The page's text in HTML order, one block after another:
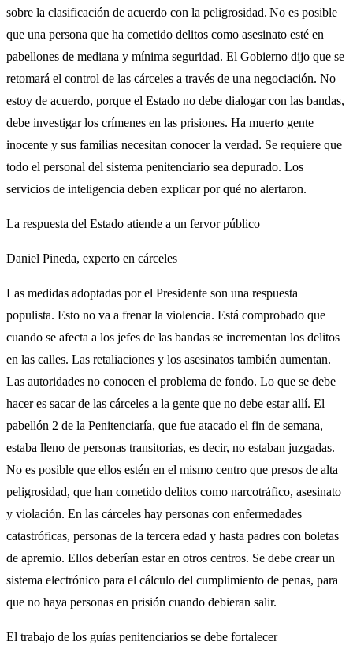
sobre la clasificación de acuerdo con la peligrosidad. No es posible
que una persona que ha cometido delitos como asesinato esté en
pabellones de mediana y mínima seguridad. El Gobierno dijo que se
retomará el control de las cárceles a través de una negociación. No
estoy de acuerdo, porque el Estado no debe dialogar con las bandas,
debe investigar los crímenes en las prisiones. Ha muerto gente
inocente y sus familias necesitan conocer la verdad. Se requiere que
todo el personal del sistema penitenciario sea depurado. Los
servicios de inteligencia deben explicar por qué no alertaron.
La respuesta del Estado atiende a un fervor público
Daniel Pineda, experto en cárceles
Las medidas adoptadas por el Presidente son una respuesta
populista. Esto no va a frenar la violencia. Está comprobado que
cuando se afecta a los jefes de las bandas se incrementan los delitos
en las calles. Las retaliaciones y los asesinatos también aumentan.
Las autoridades no conocen el problema de fondo. Lo que se debe
hacer es sacar de las cárceles a la gente que no debe estar allí. El
pabellón 2 de la Penitenciaría, que fue atacado el fin de semana,
estaba lleno de personas transitorias, es decir, no estaban juzgadas.
No es posible que ellos estén en el mismo centro que presos de alta
peligrosidad, que han cometido delitos como narcotráfico, asesinato
y violación. En las cárceles hay personas con enfermedades
catastróficas, personas de la tercera edad y hasta padres con boletas
de apremio. Ellos deberían estar en otros centros. Se debe crear un
sistema electrónico para el cálculo del cumplimiento de penas, para
que no haya personas en prisión cuando debieran salir.
El trabajo de los guías penitenciarios se debe fortalecer